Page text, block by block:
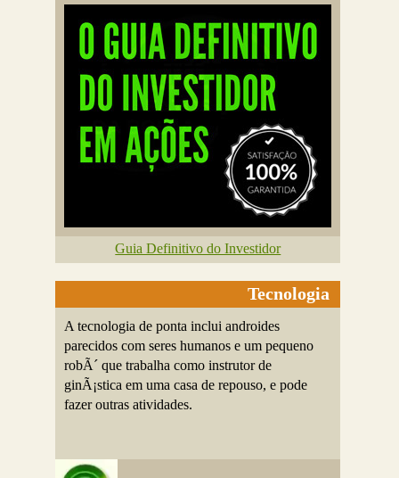
Guia Definitivo do Investidor
Tecnologia
A tecnologia de ponta inclui androides
parecidos com seres humanos e um pequeno
robÃ´ que trabalha como instrutor de
ginÃ¡stica em uma casa de repouso, e pode
fazer outras atividades.